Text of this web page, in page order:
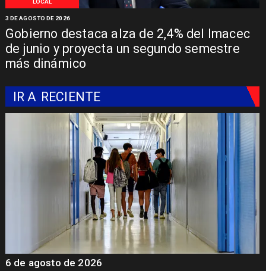
LOCAL
Gobierno destaca alza de 2,4% del Imacec
de junio y proyecta un segundo semestre
más dinámico
3 DE AGOSTO DE 2026
IR A RECIENTE